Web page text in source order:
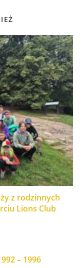
z rodzinnych
Lions Club
– 1996